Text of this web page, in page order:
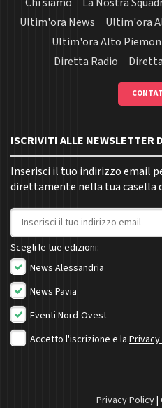
Ultim'ora News
Ultim'ora
Ultim'ora Alto
Diretta Radio
ISCRIVITI ALLE NEWSLETTER
Inserisci il tuo indirizzo email
direttamente nella tua casella
Indirizzo email
Scegli le tue edizioni:
News Alessandria
News Pavia
Eventi Nord-Ovest
Accetto l'iscrizione e la
Privacy Policy|